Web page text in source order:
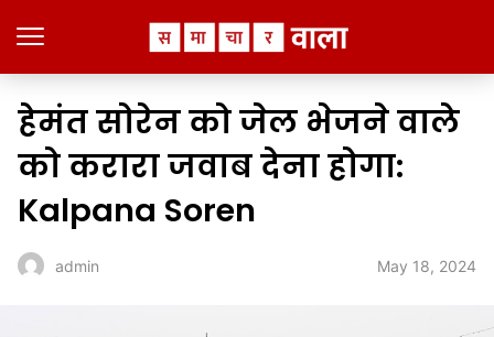
हेमंत सोरेन को जेल भेजने वाले
को करारा जवाब देना होगा:
Kalpana Soren
admin May 18, 2024